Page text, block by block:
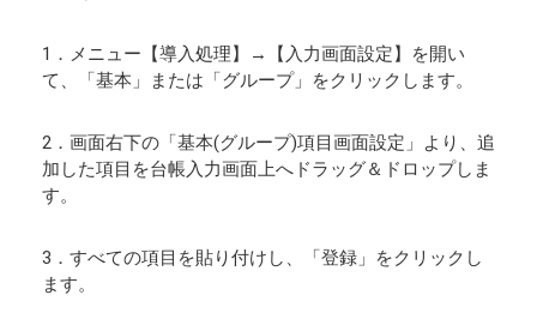
1．メニュー【導入処理】→【入力画面設定】を開い
て、「基本」または「グループ」をクリックします。
2．画面右下の「基本(グループ)項目画面設定」より、追
加した項目を台帳入力画面上へドラッグ＆ドロップしま
す。
3．すべての項目を貼り付けし、「登録」をクリックし
ます。